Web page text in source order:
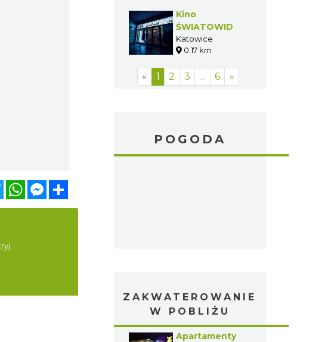
TwitterWhatsAppMessenger
Kino
ŚWIATOWID
Katowice
0.17 km
« 1 2 3 … 6 »
POGODA
ZAKWATEROWANIE
W POBLIŻU
Apartamenty